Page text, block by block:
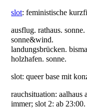
slot: feministische
ausflug. rathaus.
sonne&wind.
landungsbrücken.
holzhafen. sonne.
slot: queer base mit
rauchsituation:
immer; slot 2: ab 23:00.